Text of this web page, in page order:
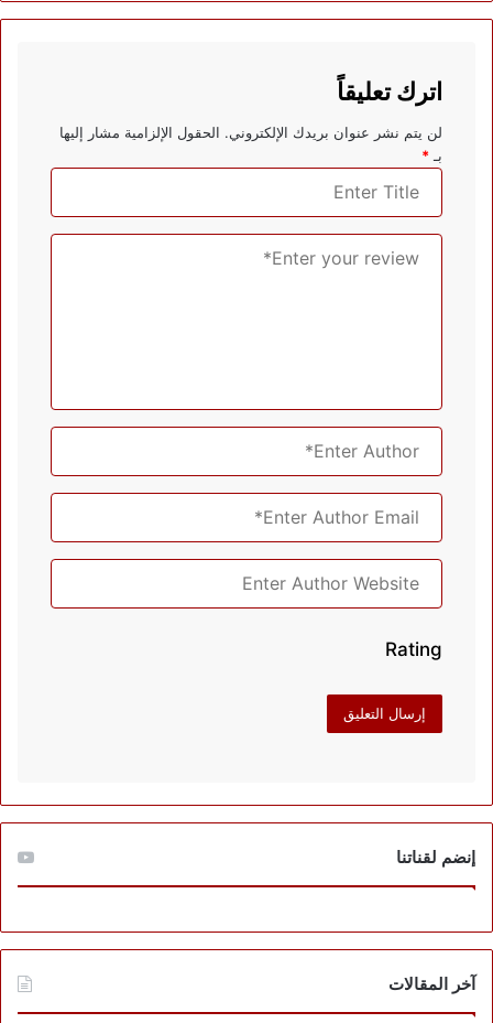
اترك تعليقاً
لن يتم نشر عنوان بريدك الإلكتروني. الحقول الإلزامية مشار إليها
بـ *
Rating
إنضم لقناتنا
آخر المقالات